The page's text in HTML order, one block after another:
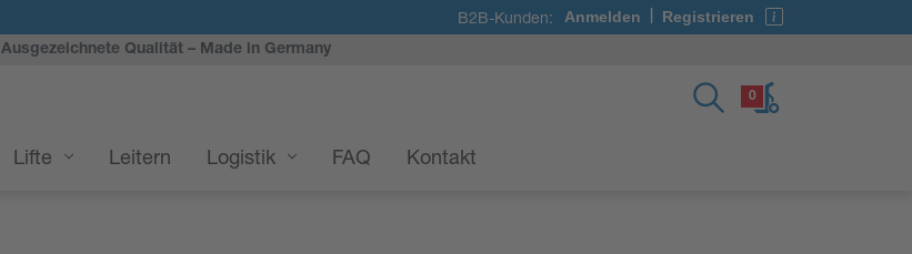
B2B-Kunden: Anmelden Registrieren
Ausgezeichnete Qualität – Made in Germany
0
Lifte Leitern Logistik FAQ Kontakt